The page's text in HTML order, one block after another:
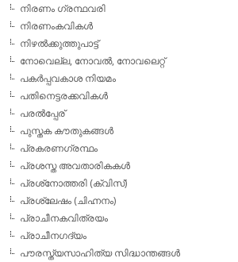
നിരണം ഗ്രന്ഥവരി
നിരണംകവികള്‍
നിഴല്‍ക്കുത്തുപാട്ട്
നോവെല്ല, നോവല്‍, നോവലെറ്റ്
പകര്‍പ്പവകാശ നിയമം
പതിനെട്ടരക്കവികള്‍
പരല്‍പ്പേര്
പുസ്തക കൗതുകങ്ങള്‍
പ്രകരണഗ്രന്ഥം
പ്രശസ്ത അവതാരികകള്‍
പ്രശ്‌നോത്തരി (ക്വിസ്)
പ്രശ്ലേഷം (ചിഹ്നനം)
പ്രാചീനകവിത്രയം
പ്രാചീനഗദ്യം
പൗരസ്ത്യസാഹിത്യ സിദ്ധാന്തങ്ങള്‍